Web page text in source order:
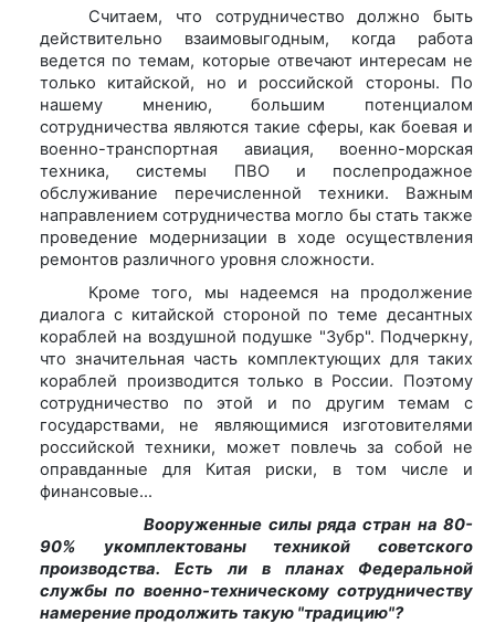
Считаем, что сотрудничество должно быть
действительно взаимовыгодным, когда работа
ведется по темам, которые отвечают интересам не
только китайской, но и российской стороны. По
нашему мнению, большим потенциалом
сотрудничества являются такие сферы, как боевая и
военно-транспортная авиация, военно-морская
техника, системы ПВО и послепродажное
обслуживание перечисленной техники. Важным
направлением сотрудничества могло бы стать также
проведение модернизации в ходе осуществления
ремонтов различного уровня сложности.
Кроме того, мы надеемся на продолжение
диалога с китайской стороной по теме десантных
кораблей на воздушной подушке "Зубр". Подчеркну,
что значительная часть комплектующих для таких
кораблей производится только в России. Поэтому
сотрудничество по этой и по другим темам с
государствами, не являющимися изготовителями
российской техники, может повлечь за собой не
оправданные для Китая риски, в том числе и
финансовые…
Вооруженные силы ряда стран на 80-
90% укомплектованы техникой советского
производства. Есть ли в планах Федеральной
службы по военно-техническому сотрудничеству
намерение продолжить такую "традицию"?